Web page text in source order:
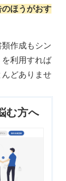
ほうがおす
作成もシン
利用すれば
どありませ
む方へ